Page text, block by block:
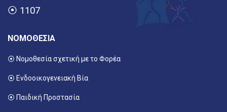
⦿ 1107
ΝΟΜΟΘΕΣΙΑ
⦿ Νομοθεσία σχετική με το Φορέα
⦿ Ενδοοικογενειακή Βία
⦿ Παιδική Προστασία